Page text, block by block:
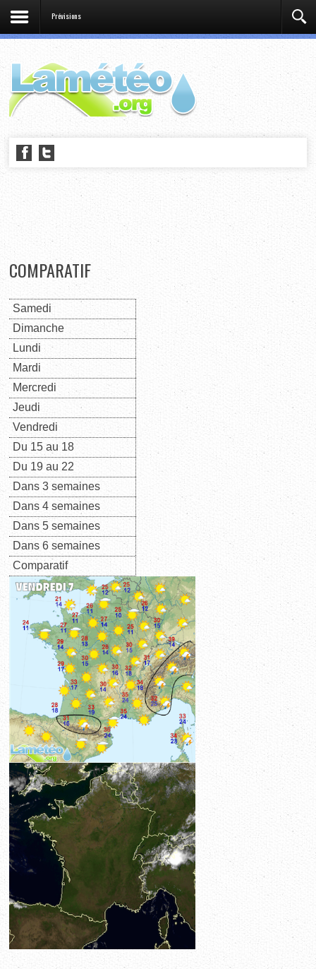
Prévisions
COMPARATIF
Samedi
Dimanche
Lundi
Mardi
Mercredi
Jeudi
Vendredi
Du 15 au 18
Du 19 au 22
Dans 3 semaines
Dans 4 semaines
Dans 5 semaines
Dans 6 semaines
Comparatif